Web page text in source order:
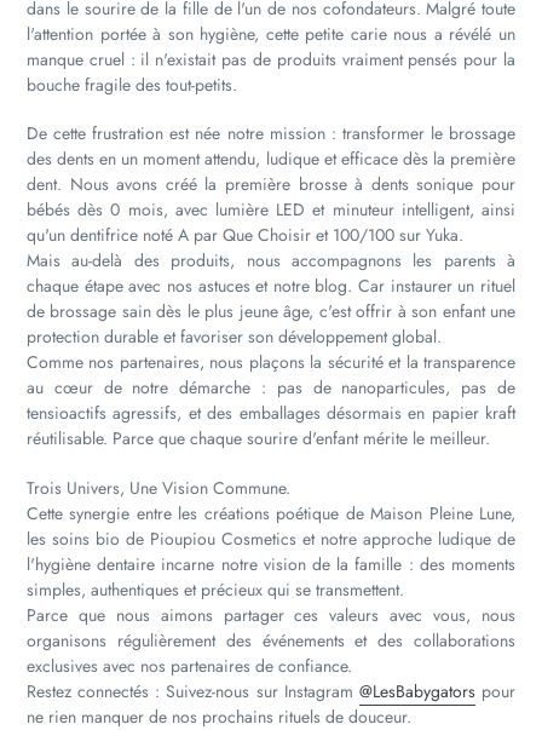
dans le sourire de la fille de l'un de nos cofondateurs. Malgré toute
l'attention portée à son hygiène, cette petite carie nous a révélé un
manque cruel : il n'existait pas de produits vraiment pensés pour la
bouche fragile des tout-petits.
De cette frustration est née notre mission : transformer le brossage
des dents en un moment attendu, ludique et efficace dès la première
dent. Nous avons créé la première brosse à dents sonique pour
bébés dès 0 mois, avec lumière LED et minuteur intelligent, ainsi
qu'un dentifrice noté A par Que Choisir et 100/100 sur Yuka.
Mais au-delà des produits, nous accompagnons les parents à
chaque étape avec nos astuces et notre blog. Car instaurer un rituel
de brossage sain dès le plus jeune âge, c'est offrir à son enfant une
protection durable et favoriser son développement global.
Comme nos partenaires, nous plaçons la sécurité et la transparence
au cœur de notre démarche : pas de nanoparticules, pas de
tensioactifs agressifs, et des emballages désormais en papier kraft
réutilisable. Parce que chaque sourire d'enfant mérite le meilleur.
Trois Univers, Une Vision Commune.
Cette synergie entre les créations poétique de Maison Pleine Lune,
les soins bio de Pioupiou Cosmetics et notre approche ludique de
l'hygiène dentaire incarne notre vision de la famille : des moments
simples, authentiques et précieux qui se transmettent.
Parce que nous aimons partager ces valeurs avec vous, nous
organisons régulièrement des événements et des collaborations
exclusives avec nos partenaires de confiance.
Restez connectés : Suivez-nous sur Instagram @LesBabygatorspour
ne rien manquer de nos prochains rituels de douceur.